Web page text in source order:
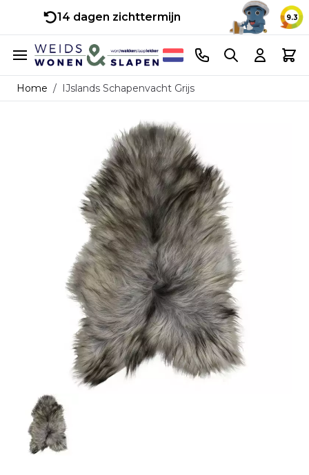
14 dagen zichttermijn 9.3
Ga naar de inhoud
Telefoonnummer
Search Cart
Home / IJslands Schapenvacht Grijs